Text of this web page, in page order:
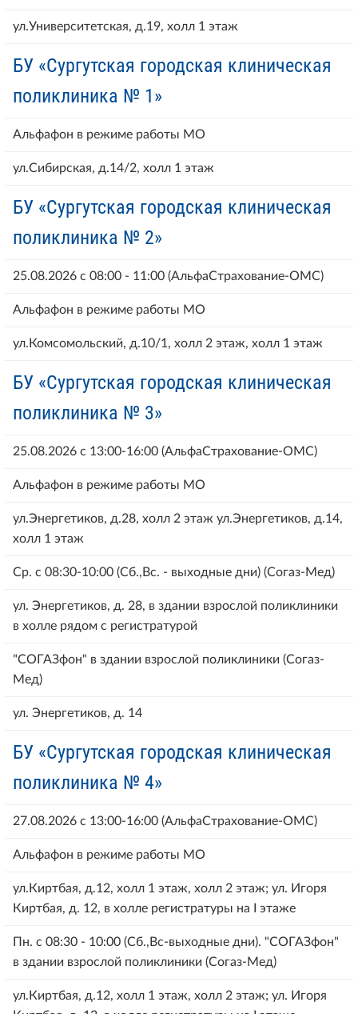
ул.Университетская, д.19, холл 1 этаж
БУ «Сургутская городская клиническая
поликлиника № 1»
Альфафон в режиме работы МО
ул.Сибирская, д.14/2, холл 1 этаж
БУ «Сургутская городская клиническая
поликлиника № 2»
25.08.2026 с 08:00 - 11:00 (АльфаСтрахование-ОМС)
Альфафон в режиме работы МО
ул.Комсомольский, д.10/1, холл 2 этаж, холл 1 этаж
БУ «Сургутская городская клиническая
поликлиника № 3»
25.08.2026 с 13:00-16:00 (АльфаСтрахование-ОМС)
Альфафон в режиме работы МО
ул.Энергетиков, д.28, холл 2 этаж ул.Энергетиков, д.14,
холл 1 этаж
Ср. с 08:30-10:00 (Сб.,Вс. - выходные дни) (Согаз-Мед)
ул. Энергетиков, д. 28, в здании взрослой поликлиники
в холле рядом с регистратурой
"СОГАЗфон" в здании взрослой поликлиники (Согаз-
Мед)
ул. Энергетиков, д. 14
БУ «Сургутская городская клиническая
поликлиника № 4»
27.08.2026 с 13:00-16:00 (АльфаСтрахование-ОМС)
Альфафон в режиме работы МО
ул.Киртбая, д.12, холл 1 этаж, холл 2 этаж; ул. Игоря
Киртбая, д. 12, в холле регистратуры на I этаже
Пн. с 08:30 - 10:00 (Сб.,Вс-выходные дни). "СОГАЗфон"
в здании взрослой поликлиники (Согаз-Мед)
ул.Киртбая, д.12, холл 1 этаж, холл 2 этаж; ул. Игоря